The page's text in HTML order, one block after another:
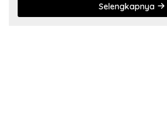
Selengkapnya